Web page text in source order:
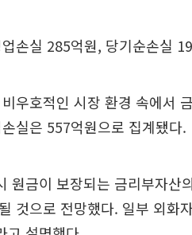
손실 285억원, 당기순손실
우호적인 시장 환경 속에서
실은 557억원으로 집계됐다.
원금이 보장되는 금리부자산
것으로 전망했다. 일부 외화